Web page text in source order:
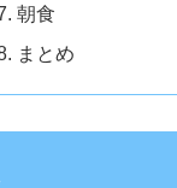
朝食
まとめ